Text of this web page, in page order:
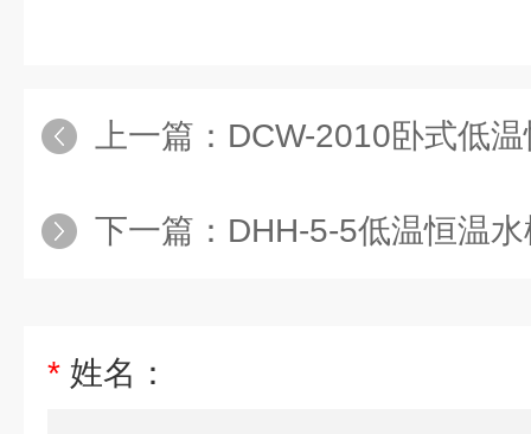
上一篇： DCW-2010卧式低
下一篇： DHH-5-5低温恒温
* 姓名：